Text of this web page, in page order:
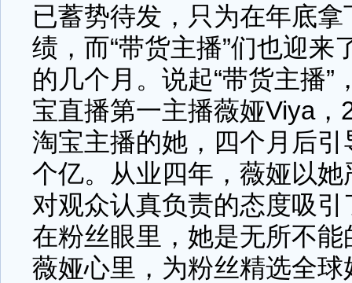
已蓄势待发，只为在年底
绩，而“带货主播”们也迎来
的几个月。说起“带货主播”
宝直播第一主播薇娅Viya，
淘宝主播的她，四个月后
个亿。从业四年，薇娅以
对观众认真负责的态度吸
在粉丝眼里，她是无所不能
薇娅心里，为粉丝精选全